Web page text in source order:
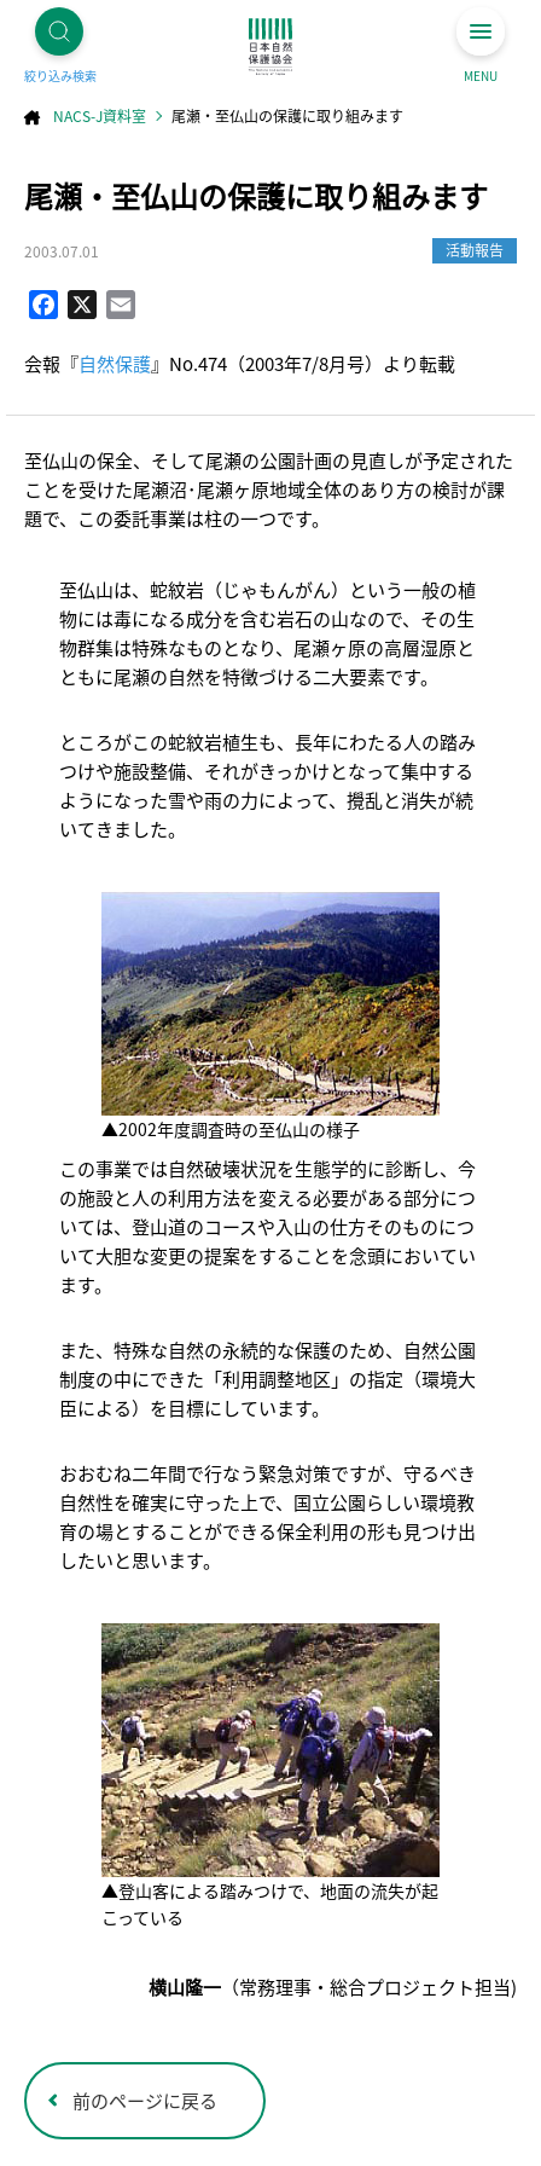
絞り込み検索 MENU
NACS-J資料室 尾瀬・至仏山の保護に取り組みます
尾瀬・至仏山の保護に取り組みます
2003.07.01 活動報告
Facebook
会報『自然保護』No.474（2003年7/8月号）より転載
至仏山の保全、そして尾瀬の公園計画の見直しが予定された
ことを受けた尾瀬沼･尾瀬ヶ原地域全体のあり方の検討が課
題で、この委託事業は柱の一つです。
至仏山は、蛇紋岩（じゃもんがん）という一般の植
物には毒になる成分を含む岩石の山なので、その生
物群集は特殊なものとなり、尾瀬ヶ原の高層湿原と
ともに尾瀬の自然を特徴づける二大要素です。
ところがこの蛇紋岩植生も、長年にわたる人の踏み
つけや施設整備、それがきっかけとなって集中する
ようになった雪や雨の力によって、攪乱と消失が続
いてきました。
▲2002年度調査時の至仏山の様子
この事業では自然破壊状況を生態学的に診断し、今
の施設と人の利用方法を変える必要がある部分につ
いては、登山道のコースや入山の仕方そのものにつ
いて大胆な変更の提案をすることを念頭においてい
ます。
また、特殊な自然の永続的な保護のため、自然公園
制度の中にできた「利用調整地区」の指定（環境大
臣による）を目標にしています。
おおむね二年間で行なう緊急対策ですが、守るべき
自然性を確実に守った上で、国立公園らしい環境教
育の場とすることができる保全利用の形も見つけ出
したいと思います。
▲登山客による踏みつけで、地面の流失が起
こっている
横山隆一 （常務理事・総合プロジェクト担当)
前のページに戻る